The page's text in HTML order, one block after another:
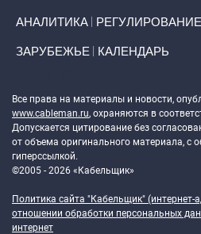
АНАЛИТИКА РЕГУЛИРОВАНИЕ
ЗАРУБЕЖЬЕ КАЛЕНДАРЬ
Все права на материалы и новости,
www.cableman.ru, охраняются в
Допускается цитирование без
от объема оригинального материала, с
гиперссылкой.
©2005 - 2026 «Кабельщик»
Политика сайта "Кабельщик" (интернет-
отношении обработки персональных
интернет